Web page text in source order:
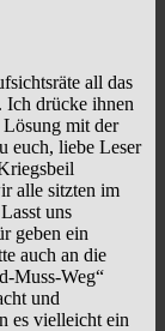
all das
Ich drücke ihnen
Lösung mit der
euch, liebe Leser
alle sitzten im
uns
geben ein
auch an die
Muss-Weg“
und
es vielleicht ein